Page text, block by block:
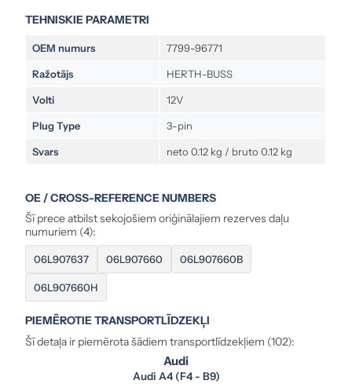
TEHNISKIE PARAMETRI
OEM numurs 7799-96771
Ražotājs HERTH-BUSS
Volti 12V
Plug Type 3-pin
Svars neto 0.12 kg / bruto 0.12 kg
OE / CROSS-REFERENCE NUMBERS
Šī prece atbilst sekojošiem oriģinālajiem rezerves daļu
numuriem (4):
06L907637 06L907660 06L907660B
06L907660H
PIEMĒROTIE TRANSPORTLĪDZEKĻI
Šī detaļa ir piemērota šādiem transportlīdzekļiem (102):
Audi
Audi A4 (F4 - B9)